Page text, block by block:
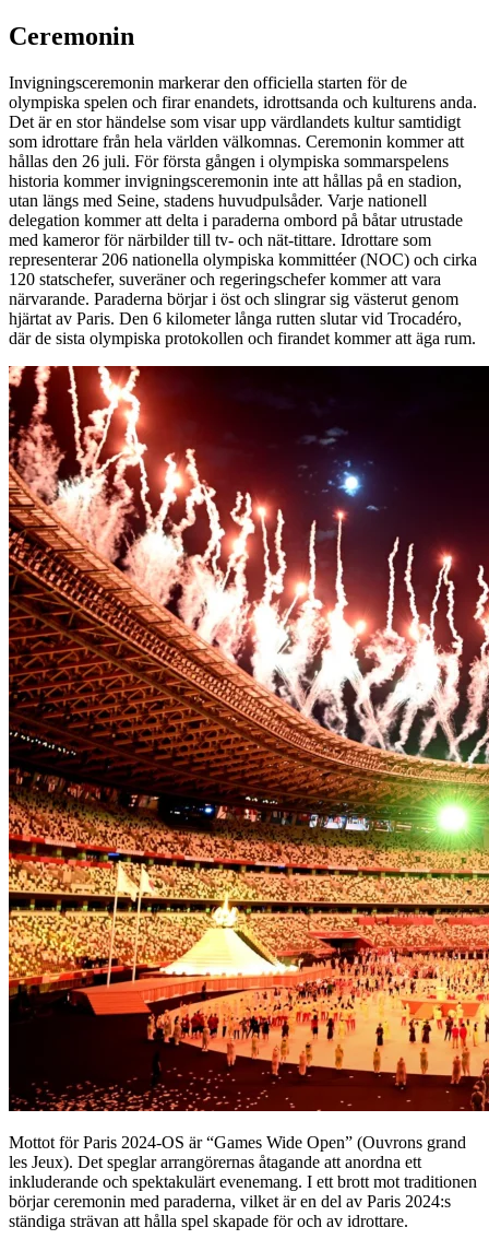
Ceremonin
Invigningsceremonin markerar den officiella starten för de
olympiska spelen och firar enandets, idrottsanda och kulturens anda.
Det är en stor händelse som visar upp värdlandets kultur samtidigt
som idrottare från hela världen välkomnas. Ceremonin kommer att
hållas den 26 juli. För första gången i olympiska sommarspelens
historia kommer invigningsceremonin inte att hållas på en stadion,
utan längs med Seine, stadens huvudpulsåder. Varje nationell
delegation kommer att delta i paraderna ombord på båtar utrustade
med kameror för närbilder till tv- och nät-tittare. Idrottare som
representerar 206 nationella olympiska kommittéer (NOC) och cirka
120 statschefer, suveräner och regeringschefer kommer att vara
närvarande. Paraderna börjar i öst och slingrar sig västerut genom
hjärtat av Paris. Den 6 kilometer långa rutten slutar vid Trocadéro,
där de sista olympiska protokollen och firandet kommer att äga rum.
Mottot för Paris 2024-OS är “Games Wide Open” (Ouvrons grand
les Jeux). Det speglar arrangörernas åtagande att anordna ett
inkluderande och spektakulärt evenemang. I ett brott mot traditionen
börjar ceremonin med paraderna, vilket är en del av Paris 2024:s
ständiga strävan att hålla spel skapade för och av idrottare.